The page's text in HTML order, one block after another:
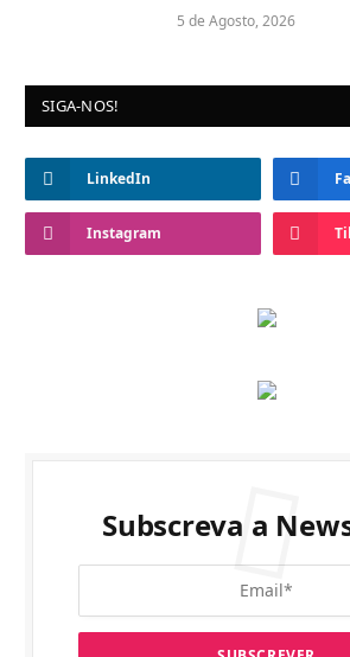
5 de Agosto, 2026
SIGA-NOS!
LinkedIn
Instagram
Subscreva a